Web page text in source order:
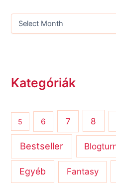
Kategóriák
5 6 7 8
Bestseller
Egyéb Fantasy